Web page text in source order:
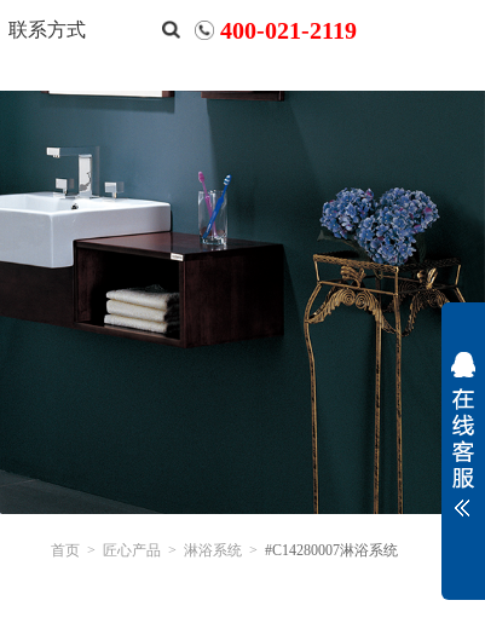
联系方式 400-021-2119
首页 > 匠心产品 > 淋浴系统 > #C14280007淋浴系统